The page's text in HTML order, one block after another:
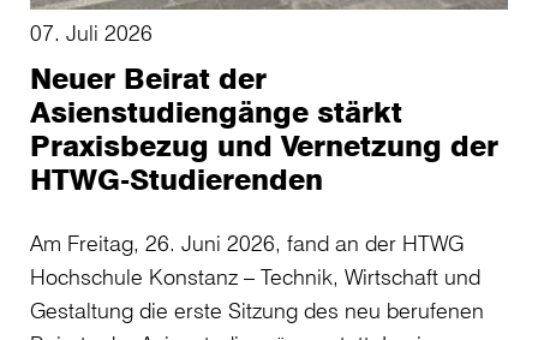
07. Juli 2026
Neuer Beirat der
Asienstudiengänge stärkt
Praxisbezug und Vernetzung der
HTWG-Studierenden
Am Freitag, 26. Juni 2026, fand an der HTWG
Hochschule Konstanz – Technik, Wirtschaft und
Gestaltung die erste Sitzung des neu berufenen